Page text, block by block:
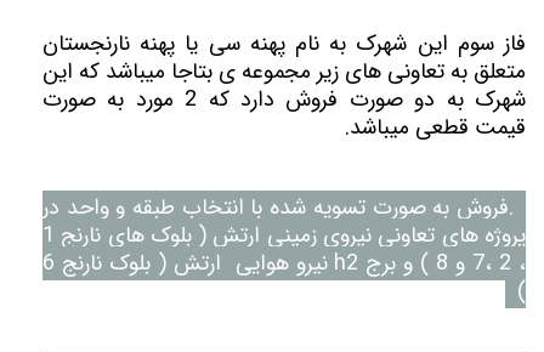
فاز سوم این شهرک به نام پهنه سی یا پهنه نارنجستان
متعلق به تعاونی های زیر مجموعه ی بتاجا میباشد که این
شهرک به دو صورت فروش دارد که 2 مورد به صورت
قیمت قطعی میباشد.
1.فروش به صورت تسویه شده با انتخاب طبقه و واحد در
پروژه های تعاونی نیروی زمینی ارتش ( بلوک های نارنج 1
، 2 ،7 و 8 ) و برج h2 نیرو هوایی ارتش ( بلوک نارنج 6
)